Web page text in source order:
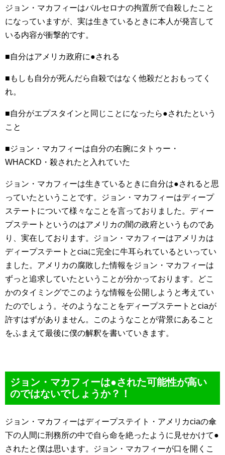
ジョン・マカフィーはバルセロナの拘置所で自殺したこと
になっていますが、実は生きているときに本人が発言して
いる内容が衝撃的です。
■自分はアメリカ政府に●される
■もしも自分が死んだら自殺ではなく他殺だとおもってく
れ。
■自分がエプスタインと同じことになったら●されたという
こと
■ジョン・マカフィーは自分の右腕にタトゥー・
WHACKD・殺されたと入れていた
ジョン・マカフィーは生きているときに自分は●されると思
っていたということです。ジョン・マカフィーはディープ
ステートについて様々なことを言っておりました。ディー
プステートというのはアメリカの闇の政府というものであ
り、実在しております。ジョン・マカフィーはアメリカは
ディープステートとciaに完全に牛耳られているといってい
ました。アメリカの腐敗した情報をジョン・マカフィーは
ずっと追求していたということが分かっております。どこ
かのタイミングでこのような情報を公開しようと考えてい
たのでしょう。そのようなことをディープステートとciaが
許すはずがありません。このようなことが背景にあること
をふまえて最後に僕の解釈を書いていきます。
ジョン・マカフィーは●された可能性が高い
のではないでしょうか？！
ジョン・マカフィーはディープステイト・アメリカciaの傘
下の人間に刑務所の中で自ら命を絶ったように見せかけて●
されたと僕は思います。ジョン・マカフィーが口を開くこ